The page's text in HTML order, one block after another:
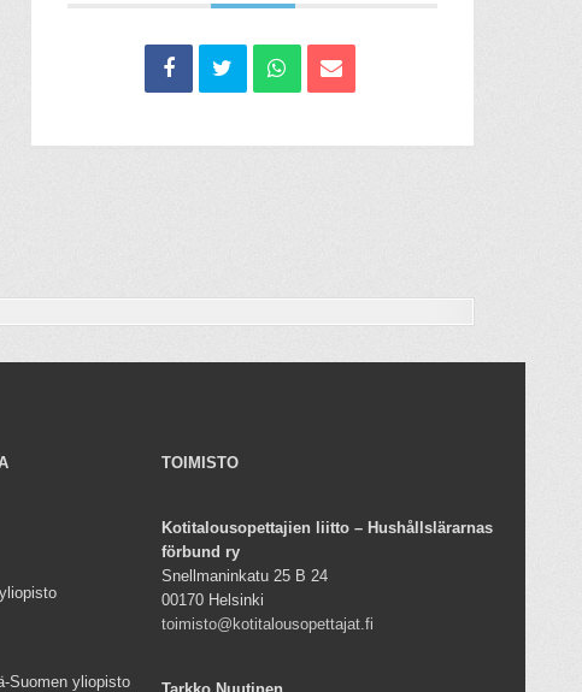
Suomen yliopisto
TOIMISTO
Kotitalousopettajien liitto – Hushållslärarnas
förbund ry
Snellmaninkatu 25 B 24
00170 Helsinki
toimisto@kotitalousopettajat.fi